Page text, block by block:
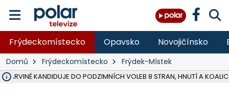
Frýdeckomístecko Opavsko Novojičínsko
Domů Frýdeckomístecko Frýdek-Místek
V KARVINÉ KANDIDUJE DO PODZIMNÍCH VOLEB 8 STRAN, HNUTÍ A KOALIC